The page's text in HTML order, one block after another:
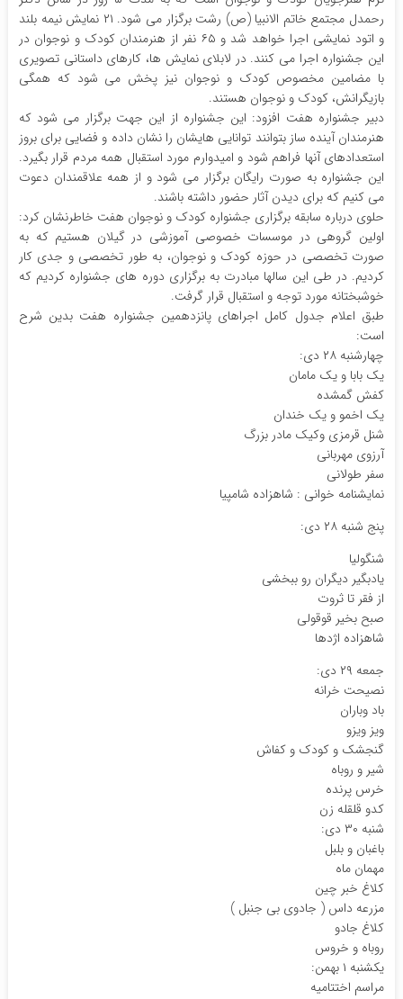
رحمدل مجتمع خاتم الانبیا (ص) رشت برگزار می شود. ۲۱ نمایش نیمه بلند
و اتود نمایشی اجرا خواهد شد و ۶۵ نفر از هنرمندان کودک و نوجوان در
این جشنواره اجرا می کنند. در لابلای نمایش ها، کارهای داستانی تصویری
با مضامین مخصوص کودک و نوجوان نیز پخش می شود که همگی
بازیگرانش، کودک و نوجوان هستند.
دبیر جشنواره هفت افزود: این جشنواره از این جهت برگزار می شود که
هنرمندان آینده ساز بتوانند توانایی هایشان را نشان داده و فضایی برای بروز
استعدادهای آنها فراهم شود و امیدوارم مورد استقبال همه مردم قرار بگیرد.
این جشنواره به صورت رایگان برگزار می شود و از همه علاقمندان دعوت
می کنیم که برای دیدن آثار حضور داشته باشند.
حلوی درباره سابقه برگزاری جشنواره کودک و نوجوان هفت خاطرنشان کرد:
اولین گروهی در موسسات خصوصی آموزشی در گیلان هستیم که به
صورت تخصصی در حوزه کودک و نوجوان، به طور تخصصی و جدی کار
کردیم. در طی این سالها مبادرت به برگزاری دوره های جشنواره کردیم که
خوشبختانه مورد توجه و استقبال قرار گرفت.
طبق اعلام جدول کامل اجراهای پانزدهمین جشنواره هفت بدین شرح
است:
چهارشنبه ۲۸ دی:
یک بابا و یک مامان
کفش گمشده
یک اخمو و یک خندان
شنل قرمزی و‌کیک مادر بزرگ
آرزوی مهربانی
سفر طولانی
نمایشنامه خوانی : شاهزاده شامپیا
پنج شنبه ۲۸ دی:
شنگولیا
یادبگیر دیگران رو ببخشی
از فقر تا ثروت
صبح بخیر قوقولی
شاهزاده اژدها
جمعه ۲۹ دی:
نصیحت خرانه
باد و‌باران
ویز ویزو
گنجشک و کودک و کفاش
شیر و روباه
خرس پرنده
کدو قلقله زن
شنبه ۳۰ دی:
باغبان و بلبل
مهمان ماه
کلاغ خبر چین
مزرعه داس ( جادوی بی جنبل )
کلاغ جادو
روباه و خروس
یکشنبه ۱ بهمن:
مراسم اختتامیه